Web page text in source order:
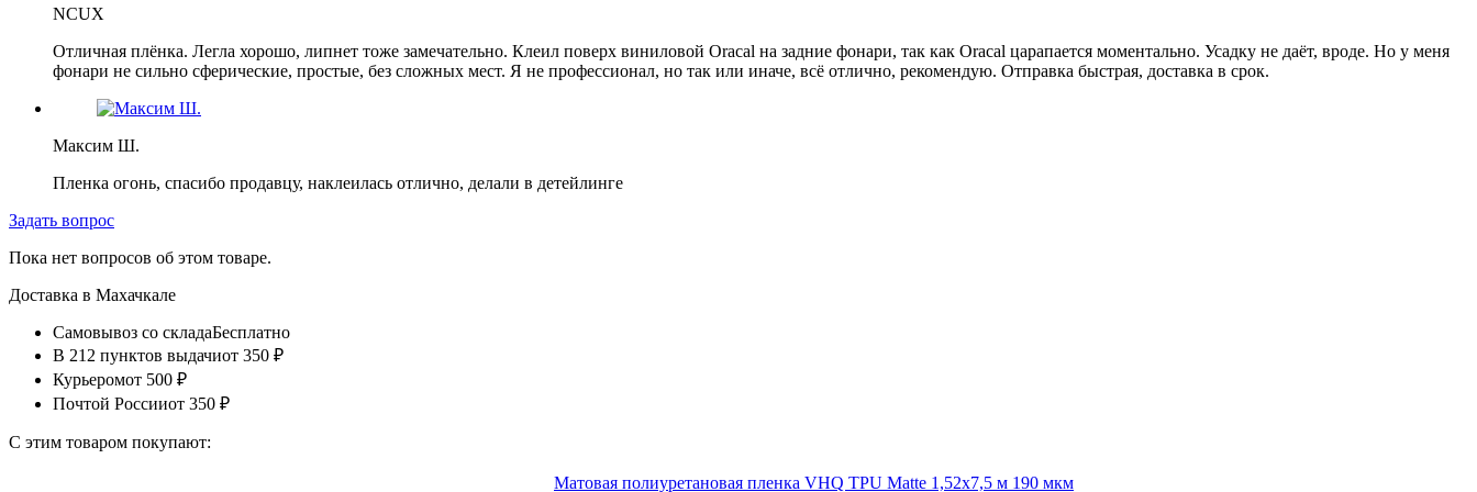
NCUX
Отличная плёнка. Легла хорошо, липнет тоже замечательно. Клеил поверх виниловой Oracal на задние фонари, так как Oracal царапается моментально. Усадку не даёт, вроде. Но у меня
фонари не сильно сферические, простые, без сложных мест. Я не профессионал, но так или иначе, всё отлично, рекомендую. Отправка быстрая, доставка в срок.
Максим Ш.
Пленка огонь, спасибо продавцу, наклеилась отлично, делали в детейлинге
Задать вопрос
Пока нет вопросов об этом товаре.
Доставка в Махачкале
Самовывоз со складаБесплатно
В 212 пунктов выдачиот 350 ₽
Курьеромот 500 ₽
Почтой Россииот 350 ₽
С этим товаром покупают:
Матовая полиуретановая пленка VHQ TPU Matte 1,52х7,5 м 190 мкм